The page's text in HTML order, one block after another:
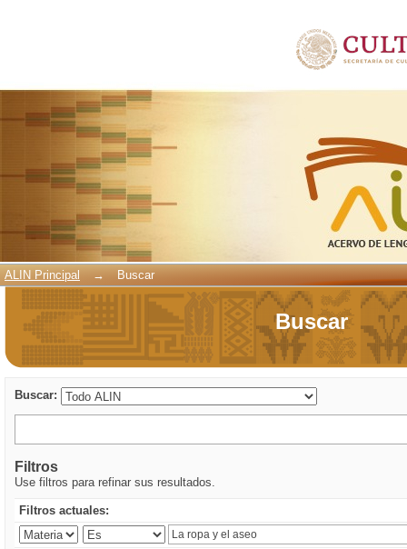
ALIN Principal → Buscar
Buscar
Buscar:
Filtros
Use filtros para refinar sus resultados.
Filtros actuales: